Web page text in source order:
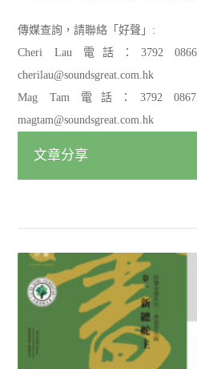
傳媒查詢，請聯絡「好聲」:
Cheri Lau 電話：3792
cherilau@soundsgreat.com.hk
Mag Tam 電話：3792
magtam@soundsgreat.com.hk
文章分享